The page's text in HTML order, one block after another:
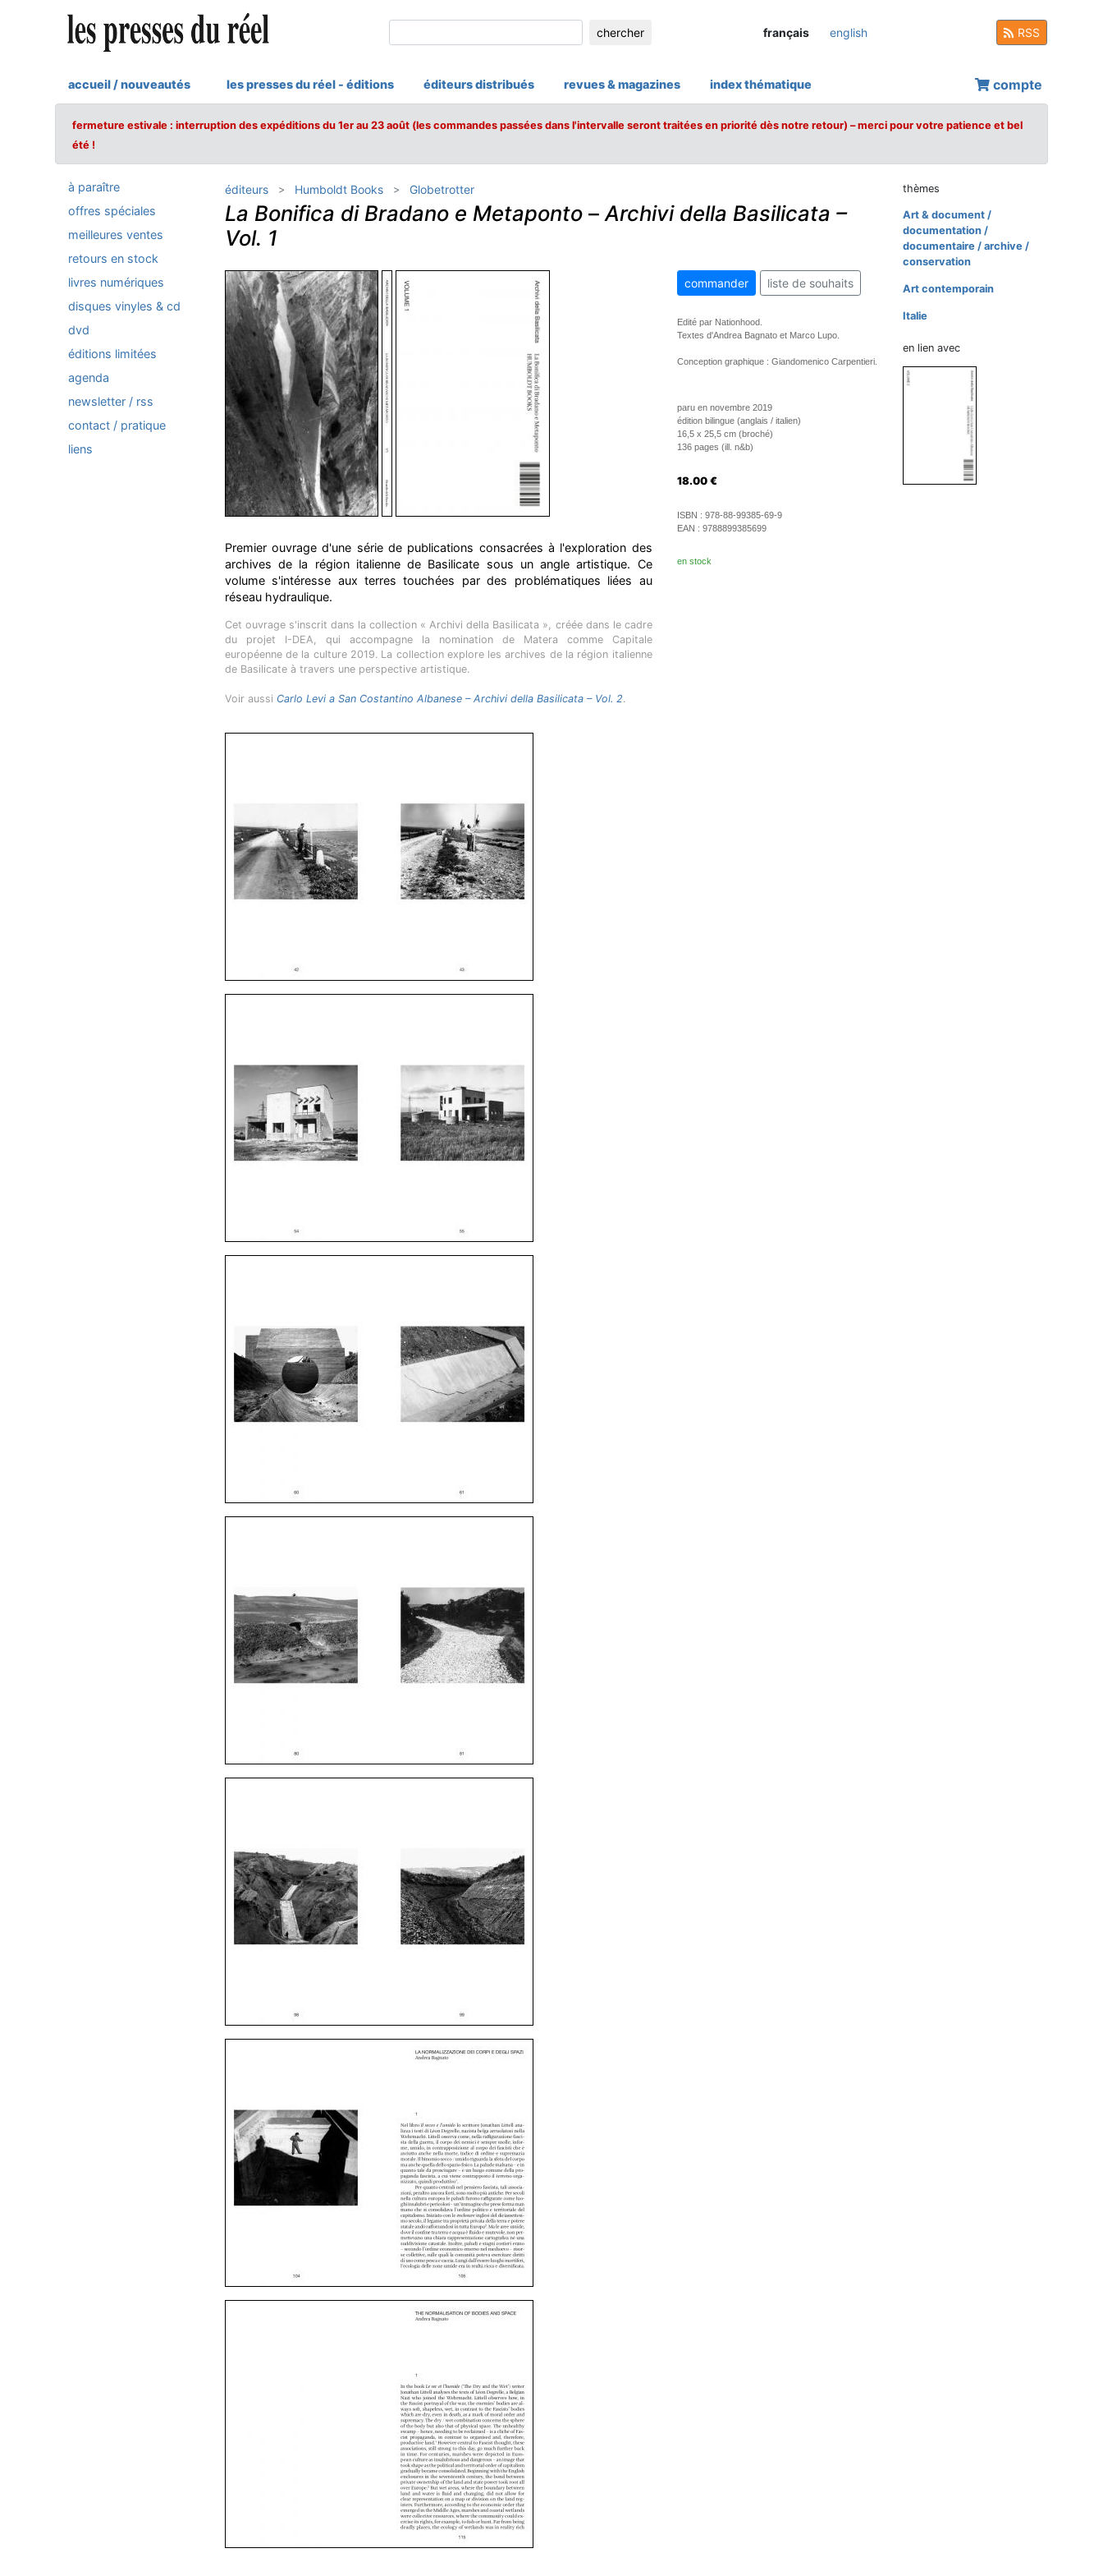
chercher français english RSS
accueil / nouveautés les presses du réel - éditions éditeurs distribués revues & magazines index thématique compte
fermeture estivale : interruption des expéditions du 1er au 23 août (les commandes passées dans l'intervalle seront traitées en priorité dès notre retour) – merci pour votre patience et bel
été !
à paraître
offres spéciales
meilleures ventes
retours en stock
livres numériques
disques vinyles & cd
dvd
éditions limitées
agenda
newsletter / rss
contact / pratique
liens
éditeurs Humboldt Books Globetrotter
La Bonifica di Bradano e Metaponto– Archivi della Basilicata –
Vol. 1
Premier ouvrage d'une série de publications consacrées à l'exploration des
archives de la région italienne de Basilicate sous un angle artistique. Ce
volume s'intéresse aux terres touchées par des problématiques liées au
réseau hydraulique.
Cet ouvrage s'inscrit dans la collection « Archivi della Basilicata », créée dans le cadre
du projet I-DEA, qui accompagne la nomination de Matera comme Capitale
européenne de la culture 2019. La collection explore les archives de la région italienne
de Basilicate à travers une perspective artistique.
Voir aussi Carlo Levi a San Costantino Albanese – Archivi della Basilicata – Vol. 2.
commander liste de souhaits
Edité par Nationhood.
Textes d'Andrea Bagnato et Marco Lupo.
Conception graphique : Giandomenico Carpentieri.
paru en novembre 2019
édition bilingue (anglais / italien)
16,5 x 25,5 cm (broché)
136 pages (ill. n&b)
18.00 €
ISBN : 978-88-99385-69-9
EAN : 9788899385699
en stock
thèmes
Art & document /
documentation /
documentaire / archive /
conservation
Art contemporain
Italie
en lien avec